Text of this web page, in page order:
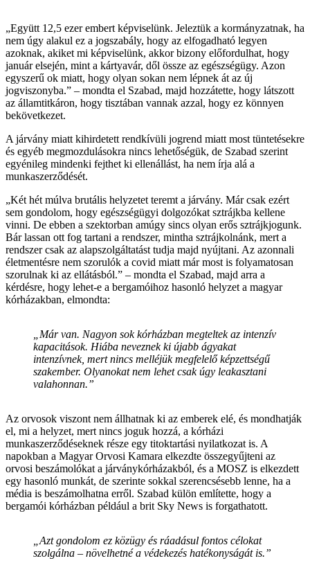
„Együtt 12,5 ezer embert képviselünk. Jeleztük a kormányzatnak, ha
nem úgy alakul ez a jogszabály, hogy az elfogadható legyen
azoknak, akiket mi képviselünk, akkor bizony előfordulhat, hogy
január elsején, mint a kártyavár, dől össze az egészségügy. Azon
egyszerű ok miatt, hogy olyan sokan nem lépnek át az új
jogviszonyba.” – mondta el Szabad, majd hozzátette, hogy látszott
az államtitkáron, hogy tisztában vannak azzal, hogy ez könnyen
bekövetkezet.
A járvány miatt kihirdetett rendkívüli jogrend miatt most tüntetésekre
és egyéb megmozdulásokra nincs lehetőségük, de Szabad szerint
egyénileg mindenki fejthet ki ellenállást, ha nem írja alá a
munkaszerződését.
„Két hét múlva brutális helyzetet teremt a járvány. Már csak ezért
sem gondolom, hogy egészségügyi dolgozókat sztrájkba kellene
vinni. De ebben a szektorban amúgy sincs olyan erős sztrájkjogunk.
Bár lassan ott fog tartani a rendszer, mintha sztrájkolnánk, mert a
rendszer csak az alapszolgáltatást tudja majd nyújtani. Az azonnali
életmentésre nem szorulók a covid miatt már most is folyamatosan
szorulnak ki az ellátásból.” – mondta el Szabad, majd arra a
kérdésre, hogy lehet-e a bergamóihoz hasonló helyzet a magyar
kórházakban, elmondta:
„Már van. Nagyon sok kórházban megteltek az intenzív
kapacitások. Hiába neveznek ki újabb ágyakat
intenzívnek, mert nincs melléjük megfelelő képzettségű
szakember. Olyanokat nem lehet csak úgy leakasztani
valahonnan.”
Az orvosok viszont nem állhatnak ki az emberek elé, és mondhatják
el, mi a helyzet, mert nincs joguk hozzá, a kórházi
munkaszerződéseknek része egy titoktartási nyilatkozat is. A
napokban a Magyar Orvosi Kamara elkezdte összegyűjteni az
orvosi beszámolókat a járványkórházakból, és a MOSZ is elkezdett
egy hasonló munkát, de szerinte sokkal szerencsésebb lenne, ha a
média is beszámolhatna erről. Szabad külön említette, hogy a
bergamói kórházban például a brit Sky News is forgathatott.
„Azt gondolom ez közügy és ráadásul fontos célokat
szolgálna – növelhetné a védekezés hatékonyságát is.”